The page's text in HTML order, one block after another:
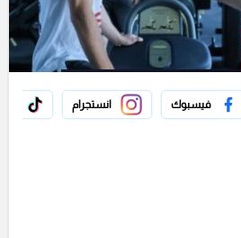
فيسبوك انستجرام